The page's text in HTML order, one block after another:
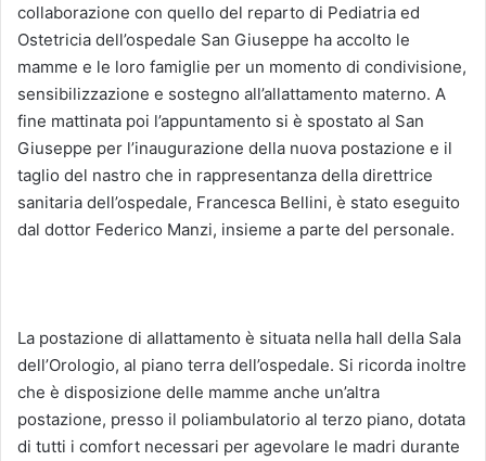
collaborazione con quello del reparto di Pediatria ed
Ostetricia dell’ospedale San Giuseppe ha accolto le
mamme e le loro famiglie per un momento di condivisione,
sensibilizzazione e sostegno all’allattamento materno. A
fine mattinata poi l’appuntamento si è spostato al San
Giuseppe per l’inaugurazione della nuova postazione e il
taglio del nastro che in rappresentanza della direttrice
sanitaria dell’ospedale, Francesca Bellini, è stato eseguito
dal dottor Federico Manzi, insieme a parte del personale.
La postazione di allattamento è situata nella hall della Sala
dell’Orologio, al piano terra dell’ospedale. Si ricorda inoltre
che è disposizione delle mamme anche un’altra
postazione, presso il poliambulatorio al terzo piano, dotata
di tutti i comfort necessari per agevolare le madri durante